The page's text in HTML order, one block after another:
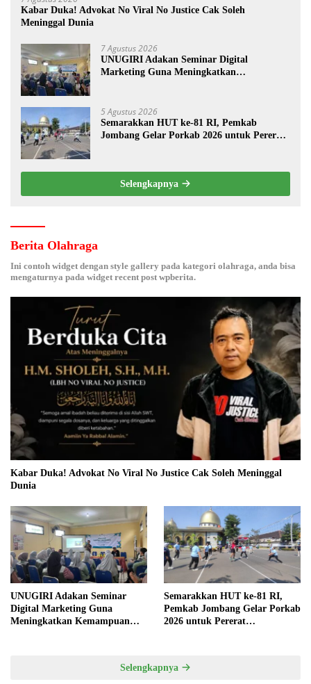
Kabar Duka! Advokat No Viral No Justice Cak Soleh
Meninggal Dunia
7 Agustus 2026
UNUGIRI Adakan Seminar Digital
Marketing Guna Meningkatkan
5 Agustus 2026
Semarakkan HUT ke-81 RI, Pemkab
Jombang Gelar Porkab 2026 untuk Pererat
Selengkapnya
Berita Olahraga
Ini contoh widget dengan style gallery pada kategori olahraga, anda bisa
mengaturnya pada widget recent post wpberita.
Kabar Duka! Advokat No Viral No Justice Cak Soleh Meninggal
Dunia
UNUGIRI Adakan Seminar
Digital Marketing Guna
Meningkatkan Kemampuan
Semarakkan HUT ke-81 RI,
Pemkab Jombang Gelar Porkab
2026 untuk Pererat
Selengkapnya